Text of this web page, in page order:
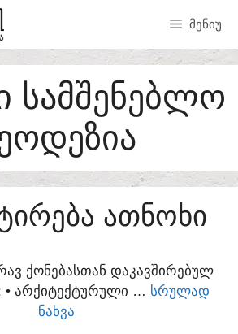
ᲛᲔᲜᲘᲣ
ᲡᲐᲛᲨᲔᲜᲔᲑᲚᲝ
ᲐᲗᲜᲝᲮᲘ
ᲥᲝᲜᲔᲑᲐᲡᲗᲐᲜ ᲓᲐᲙᲐᲕᲨᲘᲠᲔᲑᲣᲚ
• ᲐᲠᲥᲘᲢᲔᲥᲢᲣᲠᲣᲚᲘ … ᲡᲠᲣᲚᲐᲓ
ᲜᲐᲮᲕᲐ